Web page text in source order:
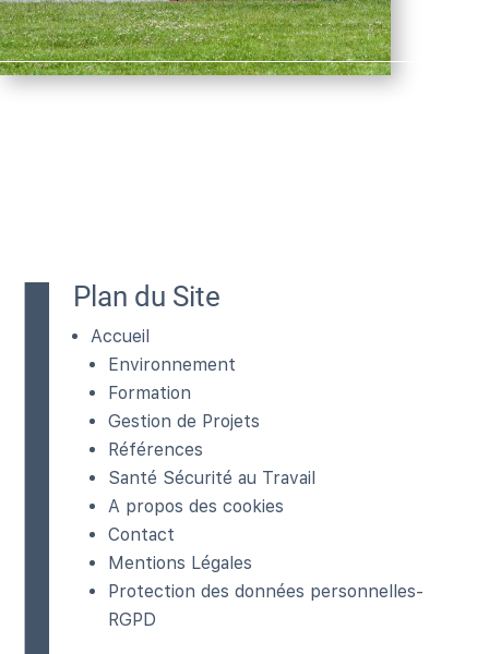
Plan du Site
Accueil
Environnement
Formation
Gestion de Projets
Références
Santé Sécurité au Travail
A propos des cookies
Contact
Mentions Légales
Protection des données personnelles-
RGPD